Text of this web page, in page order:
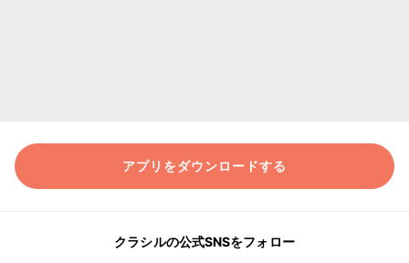
アプリをダウンロードする
クラシルの公式SNSをフォロー